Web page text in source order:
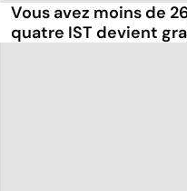
Vous avez moins de
quatre IST devient